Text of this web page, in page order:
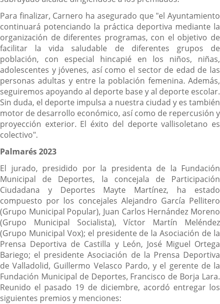
Para finalizar, Carnero ha asegurado que "el Ayuntamiento
continuará potenciando la práctica deportiva mediante la
organización de diferentes programas, con el objetivo de
facilitar la vida saludable de diferentes grupos de
población, con especial hincapié en los niños, niñas,
adolescentes y jóvenes, así como el sector de edad de las
personas adultas y entre la población femenina. Además,
seguiremos apoyando al deporte base y al deporte escolar.
Sin duda, el deporte impulsa a nuestra ciudad y es también
motor de desarrollo económico, así como de repercusión y
proyección exterior. El éxito del deporte vallisoletano es
colectivo".
Palmarés 2023
El jurado, presidido por la presidenta de la Fundación
Municipal de Deportes, la concejala de Participación
Ciudadana y Deportes Mayte Martínez, ha estado
compuesto por los concejales Alejandro García Pellitero
(Grupo Municipal Popular), Juan Carlos Hernández Moreno
(Grupo Municipal Socialista), Víctor Martín Meléndez
(Grupo Municipal Vox); el presidente de la Asociación de la
Prensa Deportiva de Castilla y León, José Miguel Ortega
Bariego; el presidente Asociación de la Prensa Deportiva
de Valladolid, Guillermo Velasco Pardo, y el gerente de la
Fundación Municipal de Deportes, Francisco de Borja Lara.
Reunido el pasado 19 de diciembre, acordó entregar los
siguientes premios y menciones: